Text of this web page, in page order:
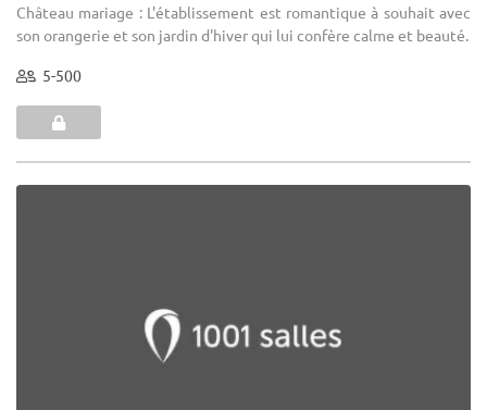
Château mariage : L'établissement est romantique à souhait avec
son orangerie et son jardin d'hiver qui lui confère calme et beauté.
5-500